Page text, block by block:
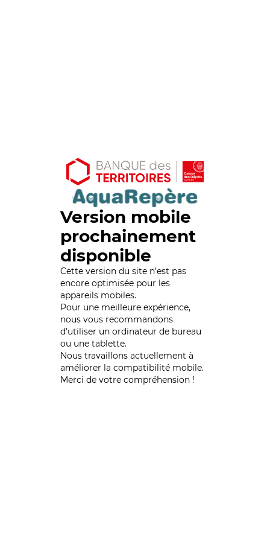
Version mobile
prochainement
disponible
Cette version du site n’est pas
encore optimisée pour les
appareils mobiles.
Pour une meilleure expérience,
nous vous recommandons
d'utiliser un ordinateur de bureau
ou une tablette.
Nous travaillons actuellement à
améliorer la compatibilité mobile.
Merci de votre compréhension !